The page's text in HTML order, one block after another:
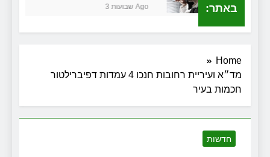
באתר:
3 שבועות Ago
Home
מד״א ועיריית רחובות חנכו 4 עמדות דפיברילטור
חכמות בעיר
חדשות